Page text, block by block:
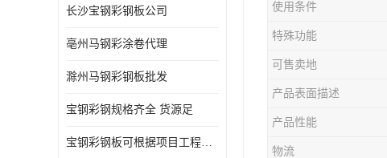
长沙宝钢彩钢板公司
亳州马钢彩涂卷代理
滁州马钢彩钢板批发
宝钢彩钢规格齐全 货源足
宝钢彩钢板可根据项目工程定制
使用条件
特殊功能
可售卖地
产品表面描述
产品性能
物流